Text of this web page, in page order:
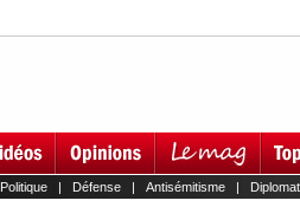
Politique| Défense| Antisémitisme|